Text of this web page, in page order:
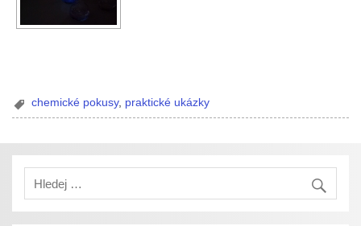
chemické pokusy, praktické ukázky